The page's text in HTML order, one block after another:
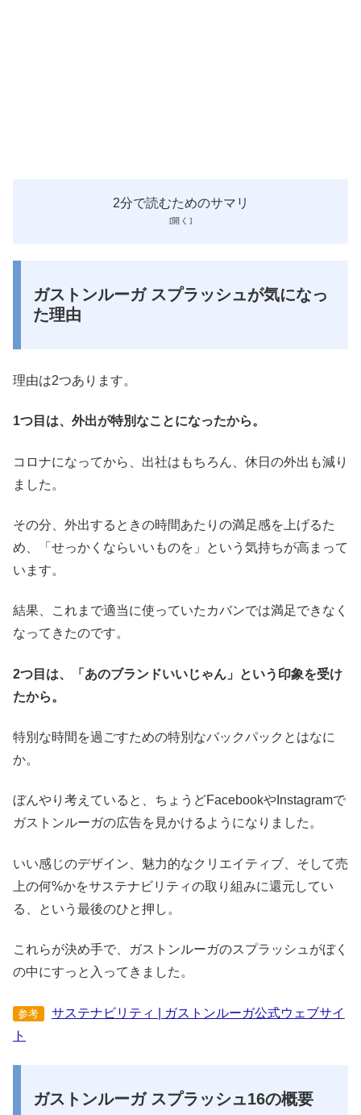
2分で読むためのサマリ
ガストンルーガ スプラッシュが気になっ
た理由
理由は2つあります。
1つ目は、外出が特別なことになったから。
コロナになってから、出社はもちろん、休日の外出も減り
ました。
その分、外出するときの時間あたりの満足感を上げるた
め、「せっかくならいいものを」という気持ちが高まって
います。
結果、これまで適当に使っていたカバンでは満足できなく
なってきたのです。
2つ目は、「あのブランドいいじゃん」という印象を受け
たから。
特別な時間を過ごすための特別なバックパックとはなに
か。
ぼんやり考えていると、ちょうどFacebookやInstagramで
ガストンルーガの広告を見かけるようになりました。
いい感じのデザイン、魅力的なクリエイティブ、そして売
上の何%かをサステナビリティの取り組みに還元してい
る、という最後のひと押し。
これらが決め手で、ガストンルーガのスプラッシュがぼく
の中にすっと入ってきました。
参考
サステナビリティ | ガストンルーガ公式ウェブサイ
ト
ガストンルーガ スプラッシュ16の概要